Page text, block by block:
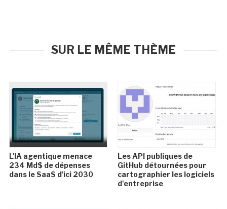
SUR LE MÊME THÈME
L'IA agentique menace
234 Md$ de dépenses
dans le SaaS d'ici 2030
Les API publiques de
GitHub détournées pour
cartographier les logiciels
d'entreprise